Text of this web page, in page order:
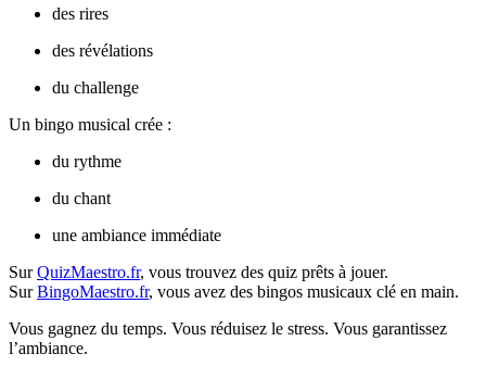
des rires
des révélations
du challenge
Un bingo musical crée :
du rythme
du chant
une ambiance immédiate
SurQuizMaestro.fr, vous trouvez des quiz prêts à jouer.
SurBingoMaestro.fr, vous avez des bingos musicaux clé en main.
Vous gagnez du temps. Vous réduisez le stress. Vous garantissez
l’ambiance.